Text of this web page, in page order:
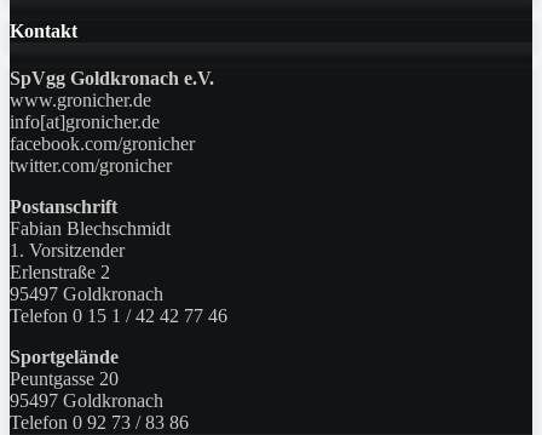
Kontakt
SpVgg Goldkronach e.V.
www.gronicher.de
info[at]gronicher.de
facebook.com/gronicher
twitter.com/gronicher
Postanschrift
Fabian Blechschmidt
1. Vorsitzender
Erlenstraße 2
95497 Goldkronach
Telefon 0 15 1 / 42 42 77 46
Sportgelände
Peuntgasse 20
95497 Goldkronach
Telefon 0 92 73 / 83 86